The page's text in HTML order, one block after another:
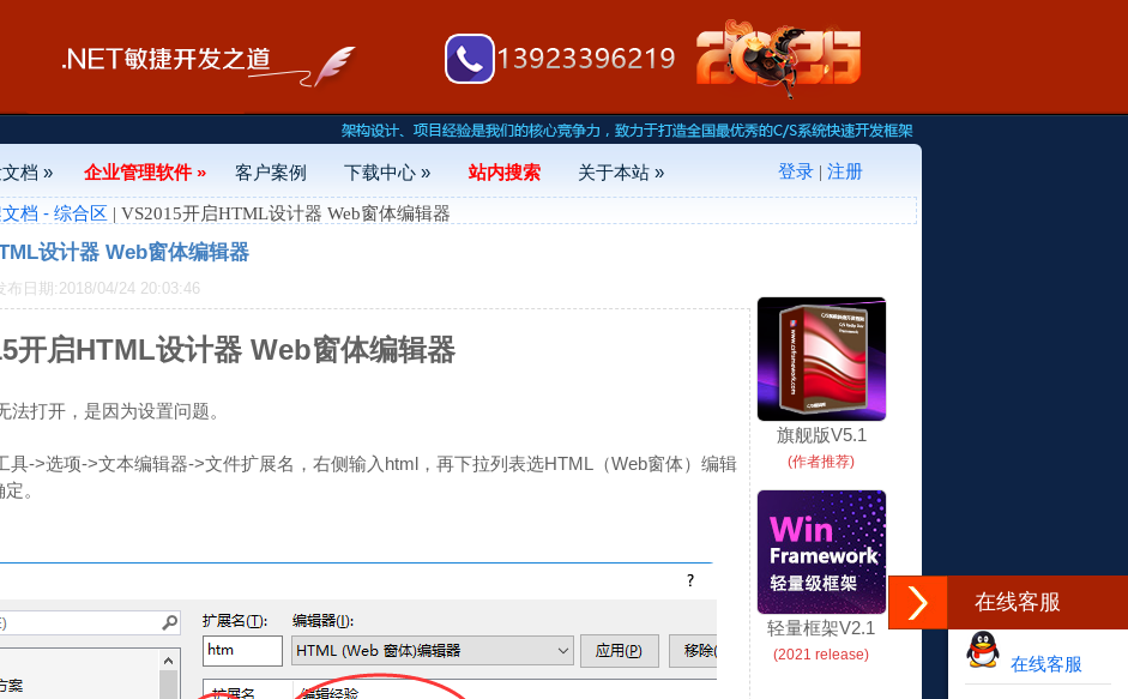
在线客服
在线客服
档 » 企业管理软件 » 客户案例 下载中心 » 站内搜索 关于本站 » 登录| 注册
档 - 综合区 | VS2015开启HTML设计器 Web窗体编辑器
设计器 Web窗体编辑器
布日期:2018/04/24 20:03:46
开启HTML设计器 Web窗体编辑器
法打开，是因为设置问题。
具->选项->文本编辑器->文件扩展名，右侧输入html，再下拉列表选HTML（Web窗体）编辑
。
旗舰版V5.1
(作者推荐)
轻量框架V2.1
(2021 release)